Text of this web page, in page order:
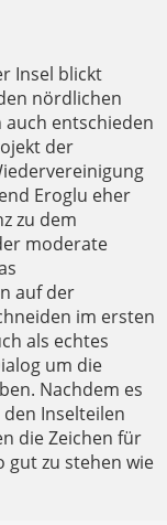
Insel blickt
nördlichen
entschieden
der
Eroglu eher
zu dem
moderate
auf der
im ersten
als echtes
um die
Nachdem es
Inselteilen
die Zeichen für
gut zu stehen wie